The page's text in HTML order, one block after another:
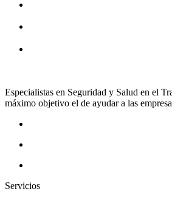
Especialistas en Seguridad y Salud en el
máximo objetivo el de ayudar a las
Servicios